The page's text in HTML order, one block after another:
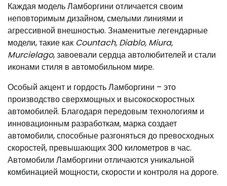
Каждая модель Ламборгини отличается своим
неповторимым дизайном, смелыми линиями и
агрессивной внешностью. Знаменитые легендарные
модели, такие как Countach, Diablo, Miura,
Murcielago, завоевали сердца автолюбителей и стали
иконами стиля в автомобильном мире.
Особый акцент и гордость Ламборгини – это
производство сверхмощных и высокоскоростных
автомобилей. Благодаря передовым технологиям и
инновационным разработкам, марка создает
автомобили, способные разгоняться до превосходных
скоростей, превышающих 300 километров в час.
Автомобили Ламборгини отличаются уникальной
комбинацией мощности, скорости и контроля на дороге.